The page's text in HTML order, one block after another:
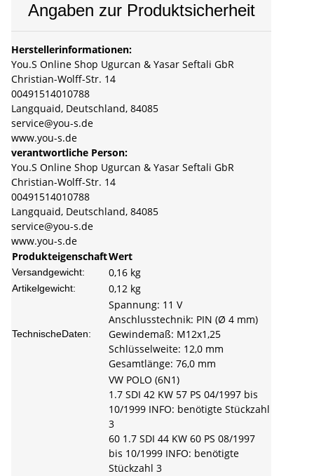
Angaben zur Produktsicherheit
Herstellerinformationen:
You.S Online Shop Ugurcan & Yasar Seftali GbR
Christian-Wolff-Str. 14
00491514010788
Langquaid, Deutschland, 84085
service@you-s.de
www.you-s.de
verantwortliche Person:
You.S Online Shop Ugurcan & Yasar Seftali GbR
Christian-Wolff-Str. 14
00491514010788
Langquaid, Deutschland, 84085
service@you-s.de
www.you-s.de
ProdukteigenschaftWert
Versandgewicht: 0,16 kg
Artikelgewicht: 0,12 kg
TechnischeDaten:
Spannung: 11 V
Anschlusstechnik: PIN (Ø 4 mm)
Gewindemaß: M12x1,25
Schlüsselweite: 12,0 mm
Gesamtlänge: 76,0 mm
VW POLO (6N1)
1.7 SDI 42 KW 57 PS 04/1997 bis
10/1999 INFO: benötigte Stückzahl
3
60 1.7 SDI 44 KW 60 PS 08/1997
bis 10/1999 INFO: benötigte
Stückzahl 3